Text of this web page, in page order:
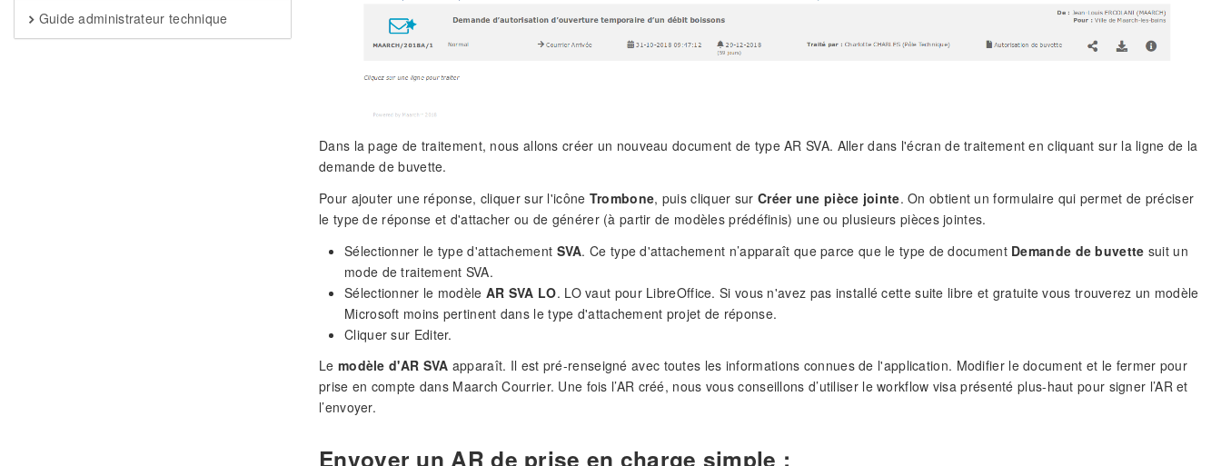
Guide administrateur technique
Dans la page de traitement, nous allons créer un nouveau document de type AR SVA. Aller dans l'écran de traitement en cliquant sur la ligne de la
demande de buvette.
Pour ajouter une réponse, cliquer sur l'icône Trombone, puis cliquer sur Créer une pièce jointe. On obtient un formulaire qui permet de préciser
le type de réponse et d'attacher ou de générer (à partir de modèles prédéfinis) une ou plusieurs pièces jointes.
Sélectionner le type d'attachement SVA. Ce type d'attachement n’apparaît que parce que le type de document Demande de buvette suit un
mode de traitement SVA.
Sélectionner le modèle AR SVA LO. LO vaut pour LibreOffice. Si vous n'avez pas installé cette suite libre et gratuite vous trouverez un modèle
Microsoft moins pertinent dans le type d'attachement projet de réponse.
Cliquer sur Editer.
Le modèle d'AR SVA apparaît. Il est pré-renseigné avec toutes les informations connues de l'application. Modifier le document et le fermer pour
prise en compte dans Maarch Courrier. Une fois l’AR créé, nous vous conseillons d’utiliser le workflow visa présenté plus-haut pour signer l’AR et
l’envoyer.
Envoyer un AR de prise en charge simple :